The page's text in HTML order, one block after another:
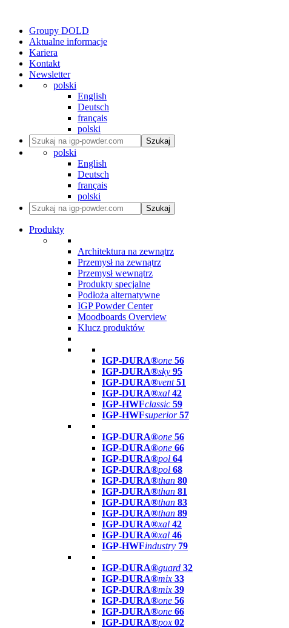
Groupy DOLD
Aktualne informacje
Kariera
Kontakt
Newsletter
polski
English
Deutsch
français
polski
Szukaj
polski
English
Deutsch
français
polski
Szukaj
Produkty
Architektura na zewnątrz
Przemysł na zewnątrz
Przemysł wewnątrz
Produkty specjalne
Podłoża alternatywne
IGP Powder Center
Moodboards Overview
Klucz produktów
IGP-DURA®one 56
IGP-DURA®sky 95
IGP-DURA®vent 51
IGP-DURA®xal 42
IGP-HWFclassic 59
IGP-HWFsuperior 57
IGP-DURA®one 56
IGP-DURA®one 66
IGP-DURA®pol 64
IGP-DURA®pol 68
IGP-DURA®than 80
IGP-DURA®than 81
IGP-DURA®than 83
IGP-DURA®than 89
IGP-DURA®xal 42
IGP-DURA®xal 46
IGP-HWFindustry 79
IGP-DURA®guard 32
IGP-DURA®mix 33
IGP-DURA®mix 39
IGP-DURA®one 56
IGP-DURA®one 66
IGP-DURA®pox 02